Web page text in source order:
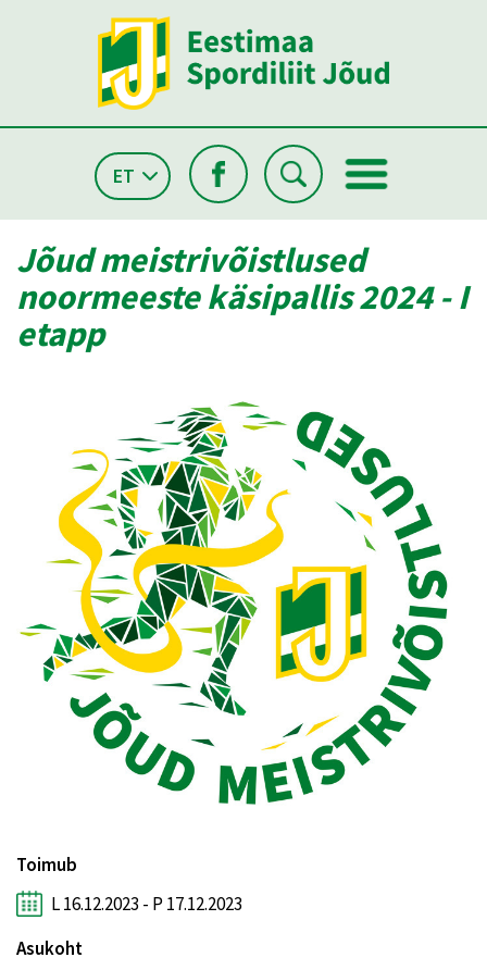
ET
Jõud meistrivõistlused
noormeeste käsipallis 2024 - I
etapp
Toimub
L 16.12.2023 - P 17.12.2023
Asukoht